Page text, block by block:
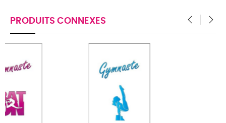
PRODUITS CONNEXES